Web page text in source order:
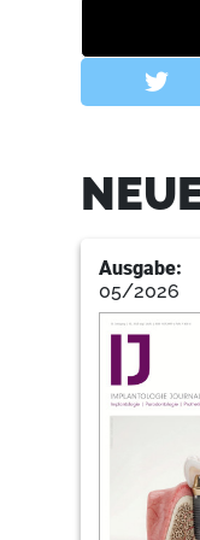
Ausgabe:
05/2026